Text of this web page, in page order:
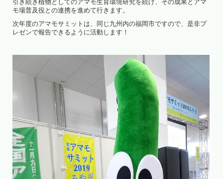
引き続き植物としてのアマモ生育環境研究を続け、その成果とアマ
モ場普及役との連携を進めて行きます。
次年度のアマモサミットは、同じ九州内の福岡市ですので、是非プ
レゼンで報告できるように活動します！